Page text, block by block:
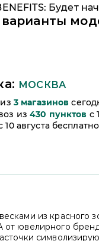
Будет
МОСКВА
3 магазинов
из430 пунктов c
10 августа бесплатно
из красного
от ювелирного